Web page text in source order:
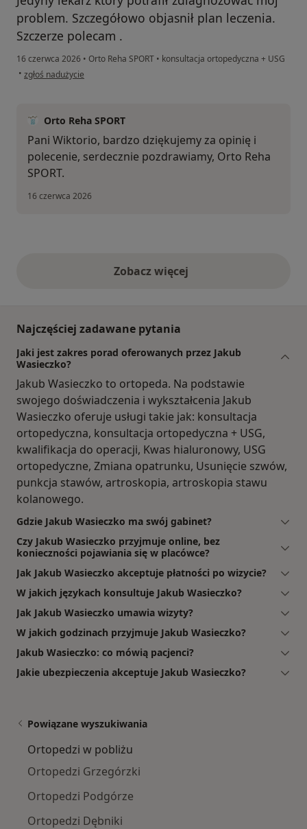
problem. Szczegółowo objasnił plan leczenia.
Szczerze polecam .
16 czerwca 2026 • Orto Reha SPORT • konsultacja ortopedyczna + USG
• w opinii użytkownika Wiktoria
zgłoś nadużycie
Orto Reha SPORT
Pani Wiktorio, bardzo dziękujemy za opinię i
polecenie, serdecznie pozdrawiamy, Orto Reha
SPORT.
16 czerwca 2026
Zobacz więcejopinie powyżej
Najczęściej zadawane pytania
Jaki jest zakres porad oferowanych przez Jakub
Wasieczko?
Jakub Wasieczko to ortopeda. Na podstawie
swojego doświadczenia i wykształcenia Jakub
Wasieczko oferuje usługi takie jak: konsultacja
ortopedyczna, konsultacja ortopedyczna + USG,
kwalifikacja do operacji, Kwas hialuronowy, USG
ortopedyczne, Zmiana opatrunku, Usunięcie szwów,
punkcja stawów, artroskopia, artroskopia stawu
kolanowego.
Gdzie Jakub Wasieczko ma swój gabinet?
Czy Jakub Wasieczko przyjmuje online, bez
konieczności pojawiania się w placówce?
Jak Jakub Wasieczko akceptuje płatności po wizycie?
W jakich językach konsultuje Jakub Wasieczko?
Jak Jakub Wasieczko umawia wizyty?
W jakich godzinach przyjmuje Jakub Wasieczko?
Jakub Wasieczko: co mówią pacjenci?
Jakie ubezpieczenia akceptuje Jakub Wasieczko?
Powiązane wyszukiwania
Ortopedzi w pobliżu
Ortopedzi Grzegórzki
Ortopedzi Podgórze
Ortopedzi Dębniki